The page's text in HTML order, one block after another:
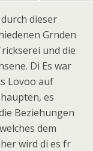
dieser
Grnden
und die
Di Es war
Lovoo auf
es
Beziehungen
dem
wird di es fr